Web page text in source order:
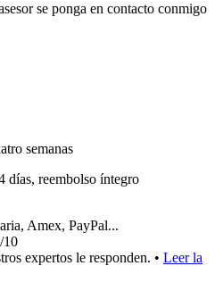
se ponga en contacto conmigo
semanas
días, reembolso íntegro
Amex, PayPal...
10
expertos le responden. • Leer la